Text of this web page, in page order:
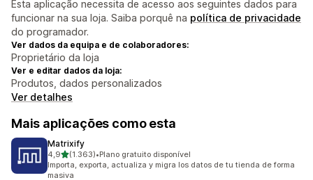
Esta aplicação necessita de acesso aos seguintes dados para
funcionar na sua loja. Saiba porquê na política de privacidade
do programador.
Ver dados da equipa e de colaboradores:
Proprietário da loja
Ver e editar dados da loja:
Produtos, dados personalizados
Ver detalhes
Mais aplicações como esta
Matrixify
4,9de 5 estrelas
(1.363)
1363 total de avaliações
•Plano gratuito disponível
Importa, exporta, actualiza y migra los datos de tu tienda de forma
masiva